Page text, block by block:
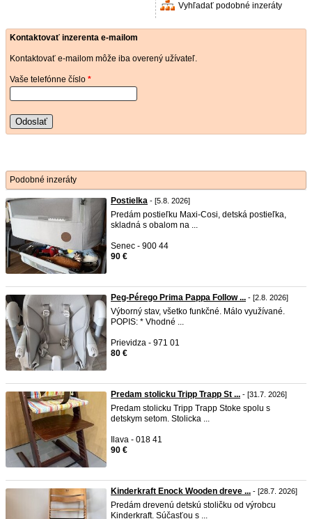
Vyhľadať podobné inzeráty
Kontaktovať inzerenta e-mailom
Kontaktovať e-mailom môže iba overený užívateľ.
Vaše telefónne číslo *
Odoslať
Podobné inzeráty
Postielka - [5.8. 2026]
Predám postieľku Maxi-Cosi, detská postieľka,
skladná s obalom na ...
Senec - 900 44
90 €
Peg-Pérego Prima Pappa Follow ... - [2.8. 2026]
Výborný stav, všetko funkčné. Málo využívané.
POPIS: * Vhodné ...
Prievidza - 971 01
80 €
Predam stolicku Tripp Trapp St ... - [31.7. 2026]
Predam stolicku Tripp Trapp Stoke spolu s
detskym setom. Stolicka ...
Ilava - 018 41
90 €
Kinderkraft Enock Wooden dreve ... - [28.7. 2026]
Predám drevenú detskú stoličku od výrobcu
Kinderkraft. Súčasťou s ...